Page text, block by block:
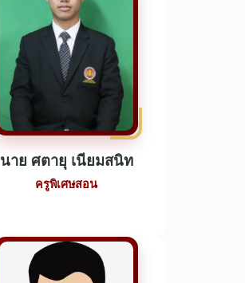
นาย ศตายุ เนียมสนิท
ครูพิเศษสอน